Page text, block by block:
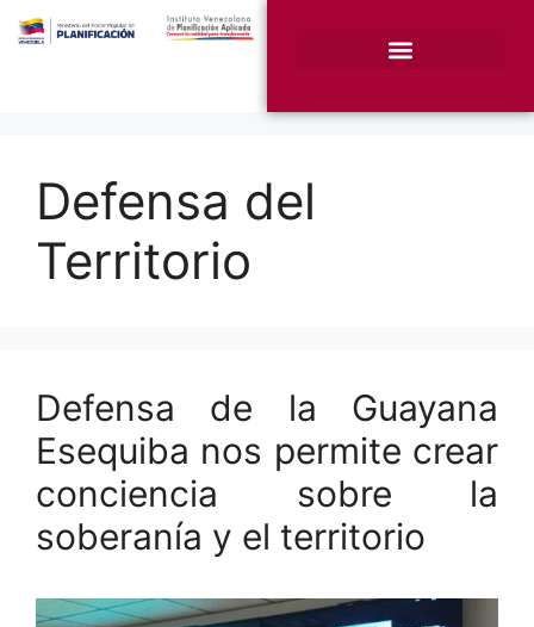
Defensa del
Territorio
Defensa de la Guayana
Esequiba nos permite crear
conciencia sobre la
soberanía y el territorio